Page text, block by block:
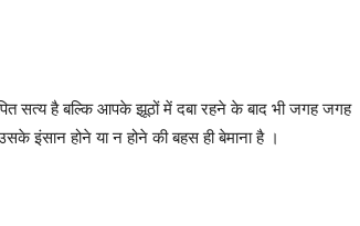
सत्य है बल्कि आपके झूठों में दबा रहने के बाद भी जगह जगह
इंसान होने या न होने की बहस ही बेमाना है ।